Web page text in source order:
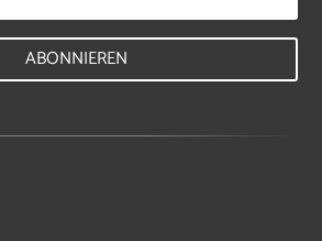
ABONNIEREN